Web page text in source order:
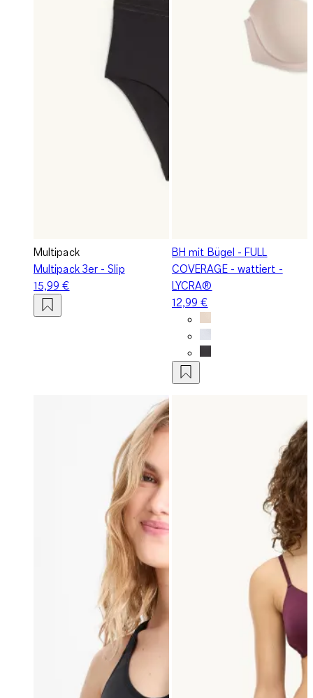
Multipack
Multipack 3er - Slip
15,99 €
BH mit Bügel - FULL
COVERAGE - wattiert -
LYCRA®
12,99 €